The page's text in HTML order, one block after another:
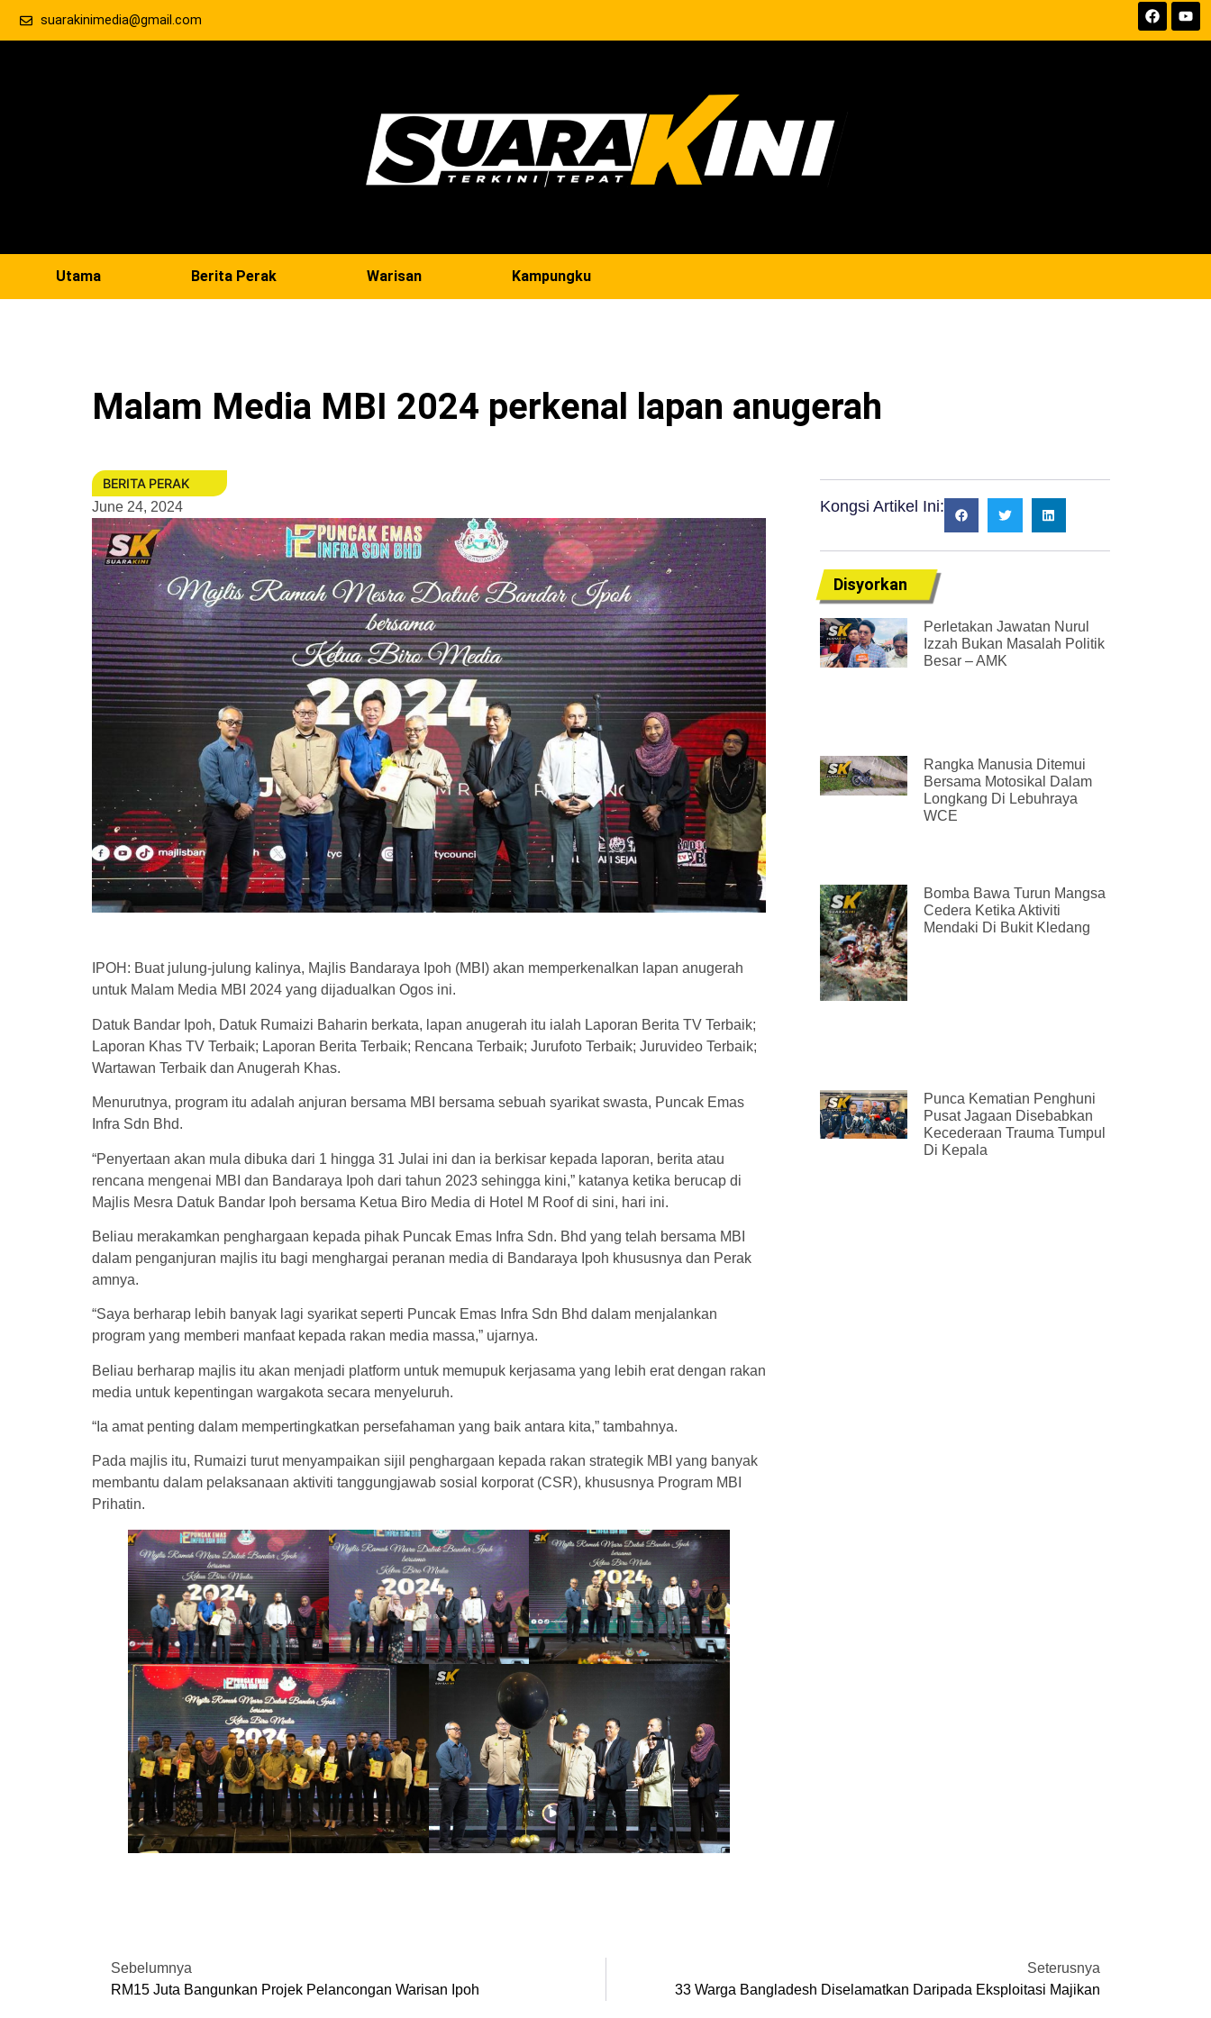
suarakinimedia@gmail.com
Utama Berita Perak Warisan Kampungku
Malam Media MBI 2024 perkenal lapan anugerah
BERITA PERAK
June 24, 2024
IPOH: Buat julung-julung kalinya, Majlis Bandaraya Ipoh (MBI) akan memperkenalkan lapan anugerah
untuk Malam Media MBI 2024 yang dijadualkan Ogos ini.
Datuk Bandar Ipoh, Datuk Rumaizi Baharin berkata, lapan anugerah itu ialah Laporan Berita TV Terbaik;
Laporan Khas TV Terbaik; Laporan Berita Terbaik; Rencana Terbaik; Jurufoto Terbaik; Juruvideo Terbaik;
Wartawan Terbaik dan Anugerah Khas.
Menurutnya, program itu adalah anjuran bersama MBI bersama sebuah syarikat swasta, Puncak Emas
Infra Sdn Bhd.
“Penyertaan akan mula dibuka dari 1 hingga 31 Julai ini dan ia berkisar kepada laporan, berita atau
rencana mengenai MBI dan Bandaraya Ipoh dari tahun 2023 sehingga kini,” katanya ketika berucap di
Majlis Mesra Datuk Bandar Ipoh bersama Ketua Biro Media di Hotel M Roof di sini, hari ini.
Beliau merakamkan penghargaan kepada pihak Puncak Emas Infra Sdn. Bhd yang telah bersama MBI
dalam penganjuran majlis itu bagi menghargai peranan media di Bandaraya Ipoh khususnya dan Perak
amnya.
“Saya berharap lebih banyak lagi syarikat seperti Puncak Emas Infra Sdn Bhd dalam menjalankan
program yang memberi manfaat kepada rakan media massa,” ujarnya.
Beliau berharap majlis itu akan menjadi platform untuk memupuk kerjasama yang lebih erat dengan rakan
media untuk kepentingan wargakota secara menyeluruh.
“Ia amat penting dalam mempertingkatkan persefahaman yang baik antara kita,” tambahnya.
Pada majlis itu, Rumaizi turut menyampaikan sijil penghargaan kepada rakan strategik MBI yang banyak
membantu dalam pelaksanaan aktiviti tanggungjawab sosial korporat (CSR), khususnya Program MBI
Prihatin.
Kongsi Artikel Ini:
Disyorkan
Perletakan Jawatan Nurul
Izzah Bukan Masalah Politik
Besar – AMK
Rangka Manusia Ditemui
Bersama Motosikal Dalam
Longkang Di Lebuhraya
WCE
Bomba Bawa Turun Mangsa
Cedera Ketika Aktiviti
Mendaki Di Bukit Kledang
Punca Kematian Penghuni
Pusat Jagaan Disebabkan
Kecederaan Trauma Tumpul
Di Kepala
Sebelumnya
RM15 Juta Bangunkan Projek Pelancongan Warisan Ipoh
Seterusnya
33 Warga Bangladesh Diselamatkan Daripada Eksploitasi Majikan